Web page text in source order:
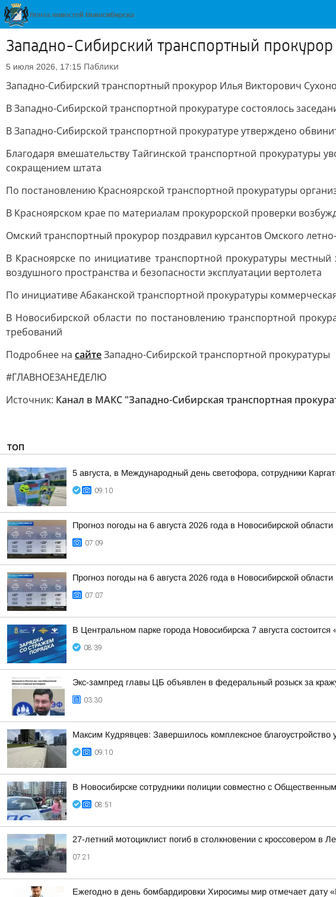
Западно-Сибирский транспортный
5 июля 2026, 17:15 Паблики
Западно-Сибирский транспортный прокурор Илья Викторович
В Западно-Сибирской транспортной прокуратуре состоялось
В Западно-Сибирской транспортной прокуратуре утверждено
Благодаря вмешательству Тайгинской транспортной прокуратуры
сокращением штата
По постановлению Красноярской транспортной прокуратуры
В Красноярском крае по материалам прокурорской проверки
Омский транспортный прокурор поздравил курсантов Омского
В Красноярске по инициативе транспортной прокуратуры
воздушного пространства и безопасности эксплуатации вертолета
По инициативе Абаканской транспортной прокуратуры
В Новосибирской области по постановлению транспортной
требований
Подробнее на сайтеЗападно-Сибирской транспортной прокуратуры
#ГЛАВНОЕЗАНЕДЕЛЮ
Источник: Канал в МАКС "Западно-Сибирская транспортная
ТОП
5 августа, в Международный день светофора, сотрудники
09:10
Прогноз погоды на 6 августа 2026 года в Новосибирской области
07:09
Прогноз погоды на 6 августа 2026 года в Новосибирской области
07:07
В Центральном парке города Новосибирска 7 августа
08:39
Экс-зампред главы ЦБ объявлен в федеральный розыск за
03:30
Максим Кудрявцев: Завершилось комплексное
09:10
В Новосибирске сотрудники полиции совместно с
08:51
27-летний мотоциклист погиб в столкновении с кроссовером в
07:21
Ежегодно в день бомбардировки Хиросимы мир отмечает дату